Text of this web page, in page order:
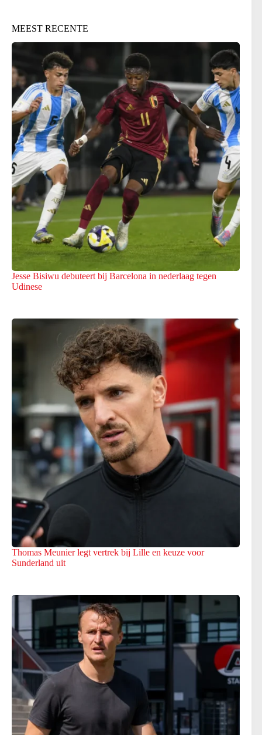
MEEST RECENTE
Jesse Bisiwu debuteert bij Barcelona in nederlaag tegen
Udinese
Thomas Meunier legt vertrek bij Lille en keuze voor
Sunderland uit